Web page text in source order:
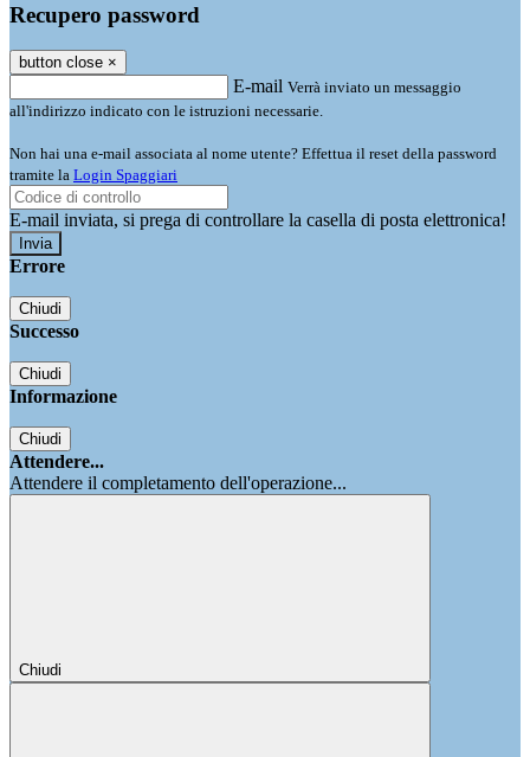
Recupero password
button close ×
E-mail Verrà inviato un messaggio
all'indirizzo indicato con le istruzioni necessarie.
Non hai una e-mail associata al nome utente? Effettua il reset della password
tramite la Login Spaggiari
E-mail inviata, si prega di controllare la casella di posta elettronica!
Errore
Chiudi
Successo
Chiudi
Informazione
Chiudi
Attendere...
Attendere il completamento dell'operazione...
Chiudi